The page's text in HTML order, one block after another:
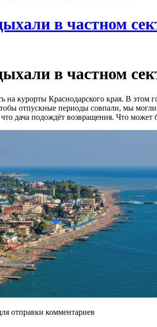
в частном
в частном
на курорты Краснодарского края. В
отпускные периоды совпали, мы
дача подождёт возвращения. Что может
отправки комментариев